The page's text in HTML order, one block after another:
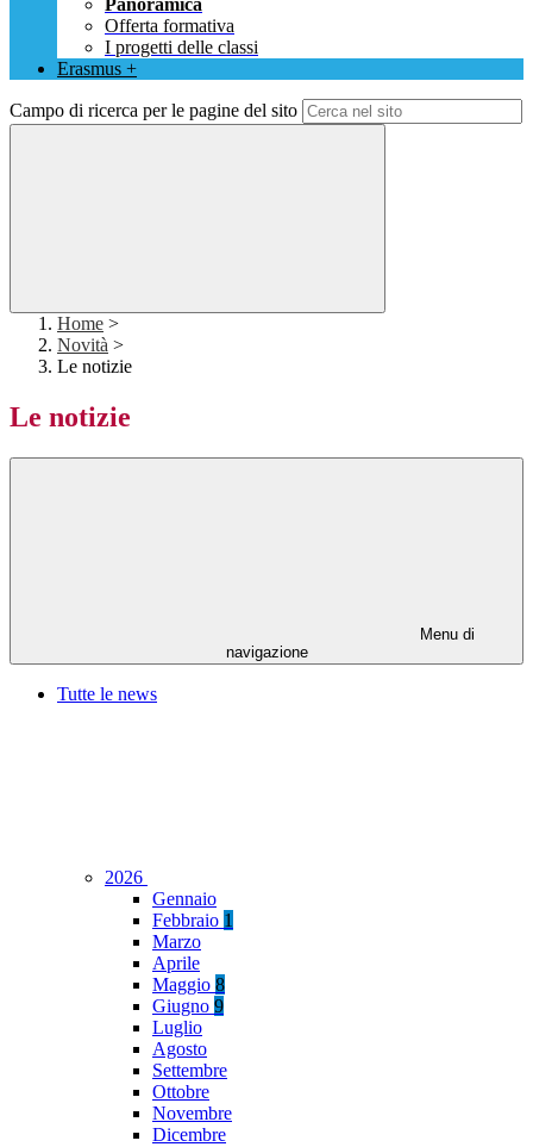
Panoramica
Offerta formativa
I progetti delle classi
Erasmus +
Campo di ricerca per le pagine del sito
Home >
Novità >
Le notizie
Le notizie
Menu di
navigazione
Tutte le news
2026
Gennaio
Febbraio 1
Marzo
Aprile
Maggio 8
Giugno 9
Luglio
Agosto
Settembre
Ottobre
Novembre
Dicembre